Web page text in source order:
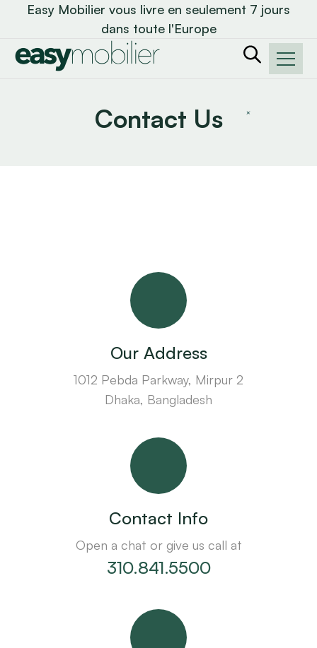
Easy Mobilier vous livre en seulement 7 jours
dans toute l'Europe
Contact Us
Our Address
1012 Pebda Parkway, Mirpur 2
Dhaka, Bangladesh
Contact Info
Open a chat or give us call at
310.841.5500